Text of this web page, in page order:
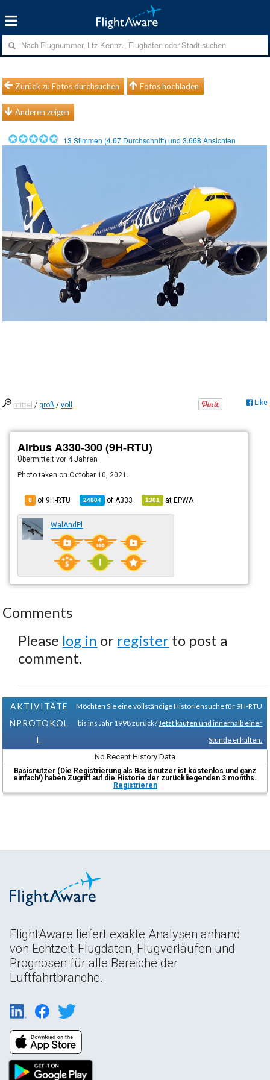
Zurück zu Fotos durchsuchen Fotos hochladen
Anderen zeigen
13 Stimmen (4.67 Durchschnitt) und3.668 Ansichten
mittel /groß /voll Like
Airbus A330-300 (9H-RTU)
Übermitteltvor 4 Jahren
Photo taken on October 10, 2021.
8 of 9H-RTU 24804 of A333 1301 atEPWA
WalAndPl
Comments
Please log in or register to post a
comment.
AKTIVITÄTE
NPROTOKOL
L
Möchten Sie eine vollständige Historiensuche für 9H-RTU
bis ins Jahr 1998 zurück? Jetzt kaufen und innerhalb einer
Stunde erhalten.
No Recent History Data
Basisnutzer (Die Registrierung als Basisnutzer ist kostenlos und ganz
einfach!) haben Zugriff auf die Historie der zurückliegenden 3 months.
Registrieren
FlightAware liefert exakte Analysen anhand
von Echtzeit-Flugdaten, Flugverläufen und
Prognosen für alle Bereiche der
Luftfahrtbranche.